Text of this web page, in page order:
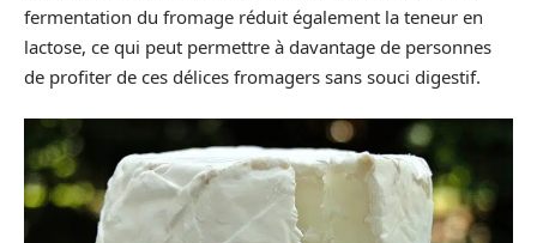
fermentation du fromage réduit également la teneur en
lactose, ce qui peut permettre à davantage de personnes
de profiter de ces délices fromagers sans souci digestif.